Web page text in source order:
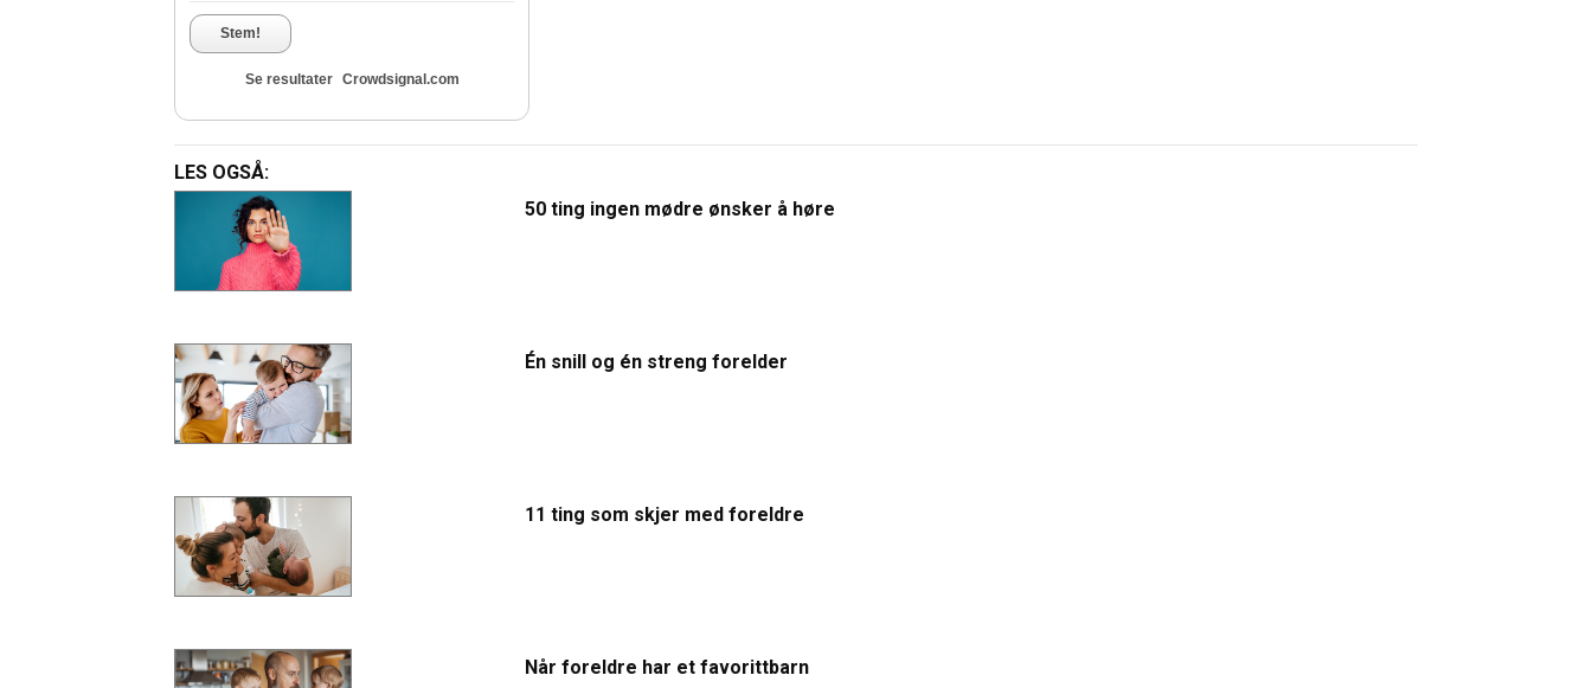
Stem!
Se resultater Crowdsignal.com
LES OGSÅ:
50 ting ingen mødre ønsker å høre
Én snill og én streng forelder
11 ting som skjer med foreldre
Når foreldre har et favorittbarn